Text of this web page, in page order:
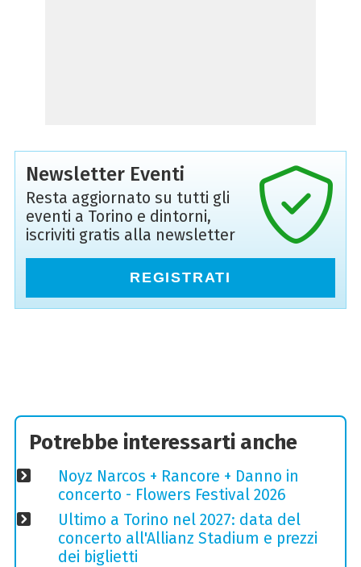
Newsletter Eventi
Resta aggiornato su tutti gli
eventi a Torino e dintorni,
iscriviti gratis alla newsletter
REGISTRATI
Potrebbe interessarti anche
Noyz Narcos + Rancore + Danno in
concerto - Flowers Festival 2026
Ultimo a Torino nel 2027: data del
concerto all'Allianz Stadium e prezzi
dei biglietti